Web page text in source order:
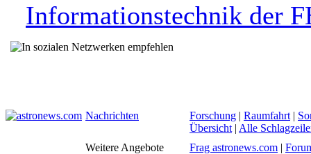
Informationstechnik der
Nachrichten Forschung | Raumfahrt |
Übersicht | Alle
Weitere Angebote
Frag astronews.com |